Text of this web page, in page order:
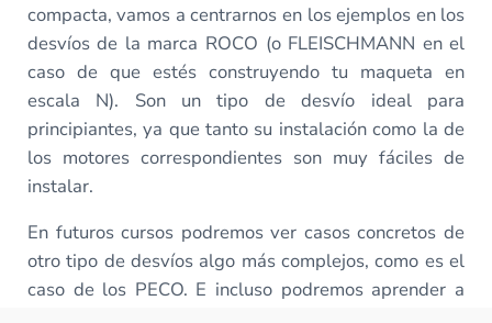
compacta, vamos a centrarnos en los ejemplos en los
desvíos de la marca ROCO (o FLEISCHMANN en el
caso de que estés construyendo tu maqueta en
escala N). Son un tipo de desvío ideal para
principiantes, ya que tanto su instalación como la de
los motores correspondientes son muy fáciles de
instalar.
En futuros cursos podremos ver casos concretos de
otro tipo de desvíos algo más complejos, como es el
caso de los PECO. E incluso podremos aprender a